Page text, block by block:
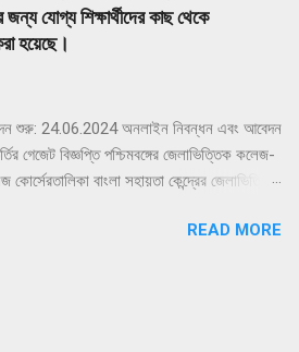
যোগ্য শিক্ষার্থীদের কাছ থেকে
হয়েছে।
শুরু: 24.06.2024 অনলাইন নিবন্ধন এবং আবেদন
গেজেট বিজ্ঞপ্তি পশ্চিমবঙ্গের জেলাভিত্তিক কলেজ-
বাংলা সহায়তা কেন্দ্রের জেলাভিত্তিক
ক্লিক করুন কেন্দ্রীভূত ভর্তি হেল্পলাইন 2024-এর
ত্রুটির জন্য আমরা দায়ী নই। সর্বশেষ তথ্যের
READ MORE